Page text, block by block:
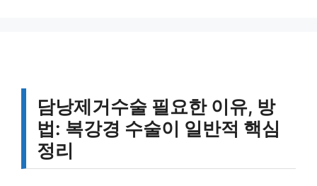
담낭제거수술 필요한 이유, 방
법: 복강경 수술이 일반적 핵심
정리